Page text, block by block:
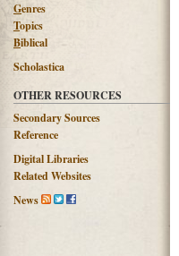
Genres
Topics
Biblical
Scholastica
OTHER RESOURCES
Secondary Sources
Reference
Digital Libraries
Related Websites
News